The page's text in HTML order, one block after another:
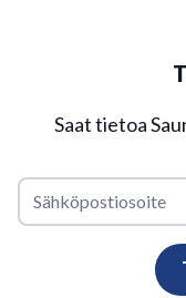
Saat tietoa